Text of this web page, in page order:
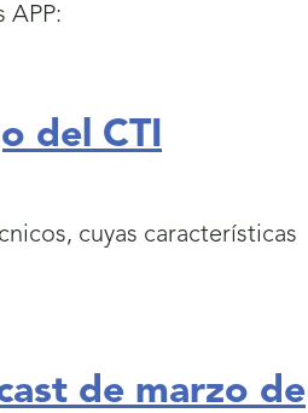
APP:
del CTI
cuyas características
de marzo de